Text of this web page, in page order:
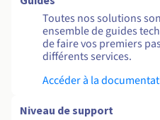
Toutes nos solutions
ensemble de guides
de faire vos premiers
différents services.
Accéder à la
Niveau de support